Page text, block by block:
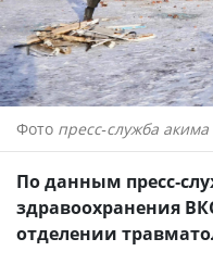
Фото пресс-служба
По данным пресс-
здравоохранения
отделении